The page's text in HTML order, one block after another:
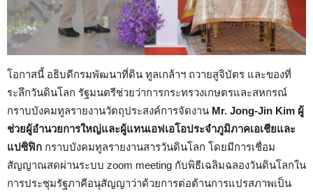
โอกาสนี้ อธิบดีกรมพัฒนาที่ดิน ทูลเกล้าฯ ถวายสูจิบัตร และของที่
ระลึกวันดินโลก รัฐมนตรีช่วยว่าการกระทรวงเกษตรและสหกรณ์
กราบบังคมทูลรายงานวัตถุประสงค์การจัดงาน Mr. Jong-Jin Kim ผู้
ช่วยผู้อำนวยการใหญ่และผู้แทนเอฟเอโอประจำภูมิภาคเอเชียและ
แปซิฟิก กราบบังคมทูลรายงานสารวันดินโลก โดยมีการเชื่อม
สัญญาณสดผ่านระบบ zoom meeting กับพิธีเฉลิมฉลองวันดินโลกใน
การประชุมรัฐภาคีอนุสัญญาว่าด้วยการต่อต้านการแปรสภาพเป็น